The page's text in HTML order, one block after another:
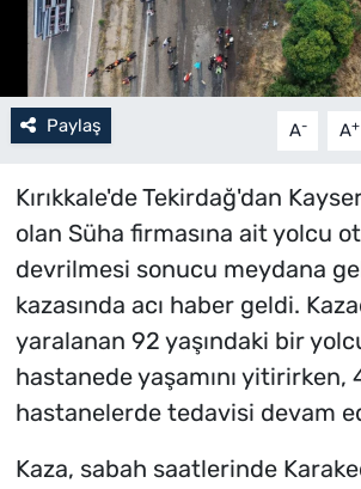
Paylaş A- A+
Kırıkkale'de Tekirdağ'dan
olan Süha firmasına ait yolcu
devrilmesi sonucu meydana
kazasında acı haber geldi.
yaralanan 92 yaşındaki bir
hastanede yaşamını yitirirken,
hastanelerde tedavisi devam
Kaza, sabah saatlerinde